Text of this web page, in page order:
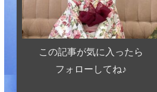
この記事が気に入ったら
フォローしてね♪